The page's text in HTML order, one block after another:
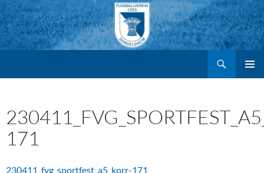
Zum
Inhalt
springen
171
230411_fvg_sportfest_a5_korr-171